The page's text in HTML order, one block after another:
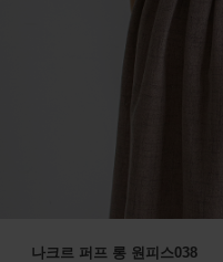
나크르 퍼프 롱 원피스038